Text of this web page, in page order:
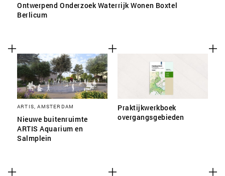
Ontwerpend Onderzoek Waterrijk Wonen Boxtel
Berlicum
ARTIS, AMSTERDAM
Nieuwe buitenruimte
ARTIS Aquarium en
Salmplein
Praktijkwerkboek
overgangsgebieden